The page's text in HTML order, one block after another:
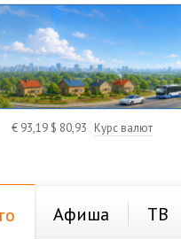
€ 93,19 $ 80,93 Курс валют
Афиша ТВ